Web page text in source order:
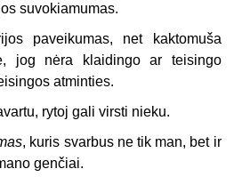
suvokiamumas.
paveikumas, net kaktomuša
jog nėra klaidingo ar teisingo
atminties.
rytoj gali virsti nieku.
, kuris svarbus ne tik man, bet ir
genčiai.